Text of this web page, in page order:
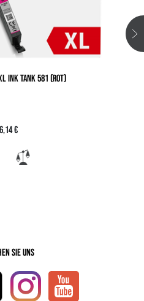
INK TANK 581 (ROT)
€
Sie uns